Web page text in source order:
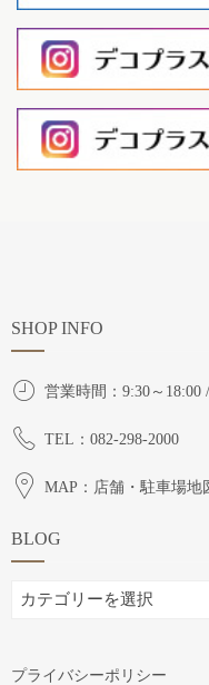
SHOP INFO
営業時間：9:30～
TEL：082-298-2000
MAP：店舗・駐車場地
BLOG
BLOG
プライバシーポリシー